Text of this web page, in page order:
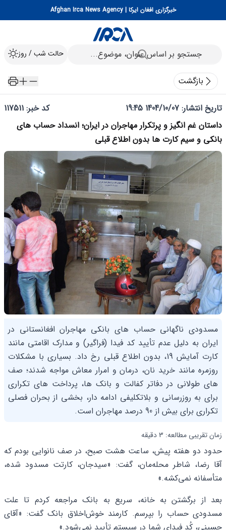
خبرگزاری افغان ایرکا | Afghan Irca News Agency
حالت شب / روز
بازگشت
تاریخ انتشار: 1404/10/07 19:45
کد خبر: 117511
داستان غم انگیز و پرتکرار مهاجران در ایران؛ انسداد حساب های
بانکی و سیم کارت ها بدون اطلاع قبلی
مسدودی ناگهانی حساب های بانکی مهاجران افغانستانی در
ایران به دلیل عدم تأیید کد فیدا (فراگیر) و مدارک اقامتی مانند
کارت آمایش 19، بدون اطلاع قبلی رخ داد. بسیاری با مشکلات
روزمره مانند خرید نان، درمان و امرار معاش مواجه شدند؛ صف
های طولانی در دفاتر کفالت و بانک ها، پرداخت های تکراری
برای به روزرسانی و بلاتکلیفی ادامه دار، بخشی از بحران فصلی
تکراری برای بیش از 90 درصد مهاجران است.
زمان تقریبی مطالعه: 3 دقیقه
حدود دو هفته پیش، ساعت هشت صبح، در صف نانوایی بودم که
آقا رضا، شاطر محله‌مان، گفت: «سیدجان، کارتت مسدود شده،
متأسفانه نمی‌کشه.»
بعد از برگشتن به خانه، سریع به بانک مراجعه کردم تا علت
مسدودی حساب را بپرسم. کارمند خوش‌اخلاق بانک گفت: «آقای
حسینی، کُد فیدای شما در سیستم تأیید نمی‌شود.»